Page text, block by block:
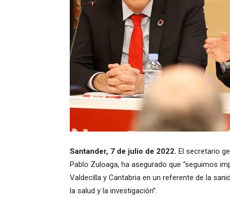
Santander, 7 de julio de 2022. El secretario
Pablo Zuloaga, ha asegurado que “seguimos
Valdecilla y Cantabria en un referente de la
la salud y la investigación”.